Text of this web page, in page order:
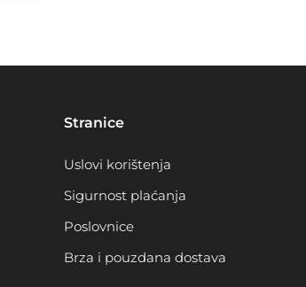
Stranice
Uslovi korištenja
Sigurnost plaćanja
Poslovnice
Brza i pouzdana dostava